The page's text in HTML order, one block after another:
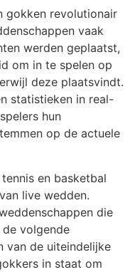
gokken revolutionair
vaak
werden geplaatst,
om in te spelen op
deze plaatsvindt.
statistieken in real-
hun
op de actuele
en basketbal
live wedden.
die
volgende
van de uiteindelijke
in staat om